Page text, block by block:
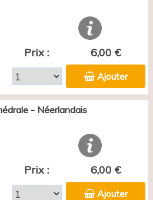
Prix : 6,00 €
Ajouter
- Néerlandais
Prix : 6,00 €
Ajouter